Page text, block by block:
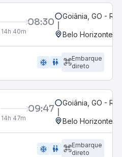
08:30
14h 40m
Goiânia, GO -
Belo Horizonte,
ac_unit wc
Embarque
direto
09:47
14h 47m
Goiânia, GO -
Belo Horizonte,
ac_unit wc
Embarque
direto